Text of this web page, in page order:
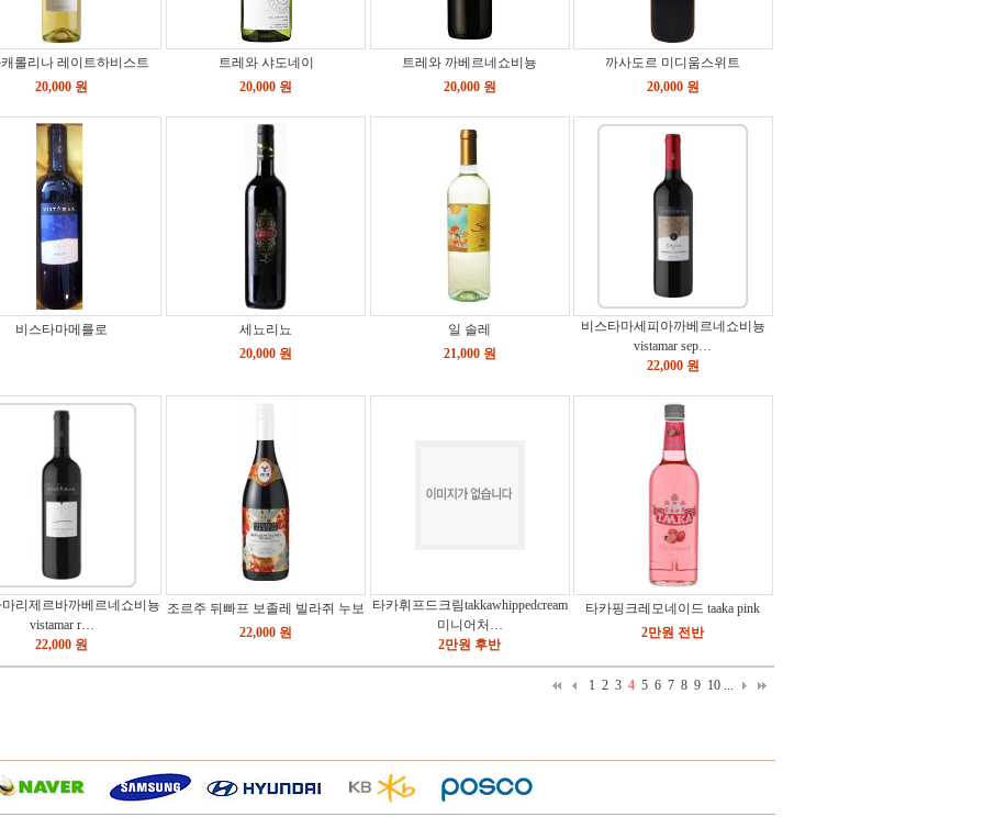
롤리나 레이트하비스트
20,000 원
트레와 샤도네이
20,000 원
트레와 까베르네쇼비뇽
20,000 원
까사도르 미디움스위트
20,000 원
비스타마메를로
세뇨리뇨
20,000 원
일 솔레
21,000 원
비스타마세피아까베르네쇼비뇽
vistamar sep…
22,000 원
리제르바까베르네쇼비뇽
vistamar r…
22,000 원
조르주 뒤빠프 보졸레 빌라쥐 누보
22,000 원
타카휘프드크림takkawhippedcream
미니어처…
2만원 후반
타카핑크레모네이드 taaka pink
2만원 전반
1 2 3 4 5 6 7 8 9 10 ...